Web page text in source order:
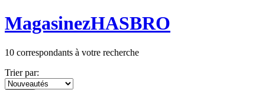
MagasinezHASBRO
10 correspondants à votre recherche
Trier par: